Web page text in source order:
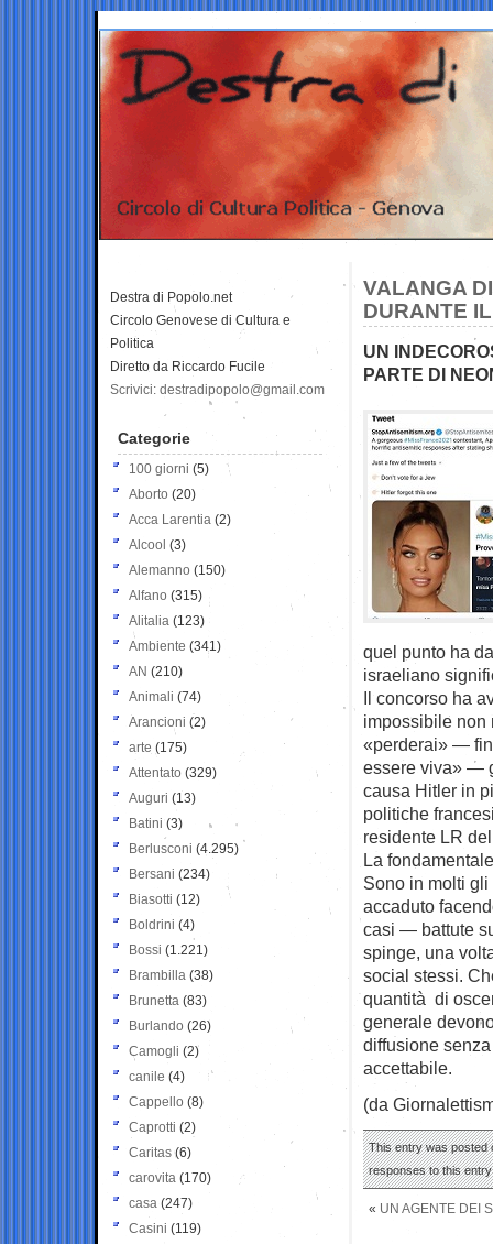
VALANGA
DURANTE
UN
PARTE DI
quel punto ha
israeliano
Il concorso ha
impossibile non
«perderai» —
essere viva» —
causa Hitler in
politiche
residente LR
La
Sono in molti
accaduto
casi — battute
spinge, una
social stessi.
quantità di
generale
diffusione
accettabile.
(da
This entry was posted
responses to this
« UN AGENTE DEI
Destra di Popolo.net
Circolo Genovese di Cultura e
Politica
Diretto da Riccardo Fucile
Scrivici: destradipopolo@gmail.com
Categorie
100 giorni (5)
Aborto (20)
Acca Larentia (2)
Alcool (3)
Alemanno (150)
Alfano (315)
Alitalia (123)
Ambiente (341)
AN (210)
Animali (74)
Arancioni (2)
arte (175)
Attentato (329)
Auguri (13)
Batini (3)
Berlusconi (4.295)
Bersani (234)
Biasotti (12)
Boldrini (4)
Bossi (1.221)
Brambilla (38)
Brunetta (83)
Burlando (26)
Camogli (2)
canile (4)
Cappello (8)
Caprotti (2)
Caritas (6)
carovita (170)
casa (247)
Casini (119)